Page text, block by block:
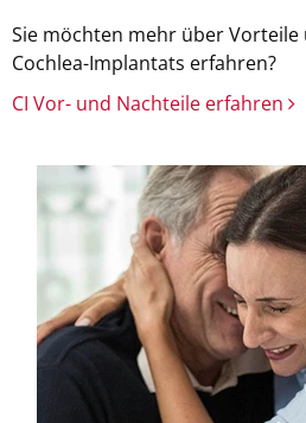
Sie möchten mehr über Vorteile
Cochlea-Implantats erfahren?
CI Vor- und Nachteile erfahren